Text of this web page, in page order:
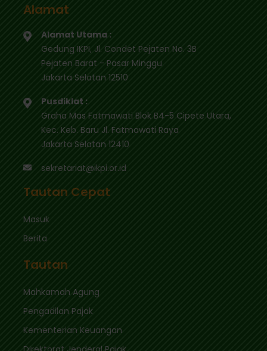
Alamat
Alamat Utama :
Gedung IKPI, Jl. Condet Pejaten No. 3B
Pejaten Barat - Pasar Minggu
Jakarta Selatan 12510
Pusdiklat :
Graha Mas Fatmawati Blok B4-5 Cipete Utara,
Kec. Keb. Baru Jl. Fatmawati Raya
Jakarta Selatan 12410
sekretariat@ikpi.or.id
Tautan Cepat
Masuk
Berita
Tautan
Mahkamah Agung
Pengadilan Pajak
Kementerian Keuangan